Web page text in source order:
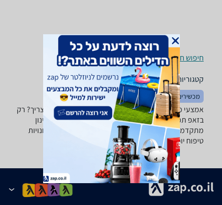
חיפוש חנויות אמצעי מניעה לפי עיר
קטגוריות משלימות
מכשירים לשיכוך כאבים
אמצעי מניעה - רוצה למצוא את האמצעי מניעה שאתה צריך? רק
בזאפ תמצא מאות ביקורות על אמצעי מניעה מערכת סינון
מתקדמת לפי יצרן ועוד, השוואת מחירים ביותר מאלף חנויות
טיפוח יופי ובריאות ותקבל החלטה חכמה!